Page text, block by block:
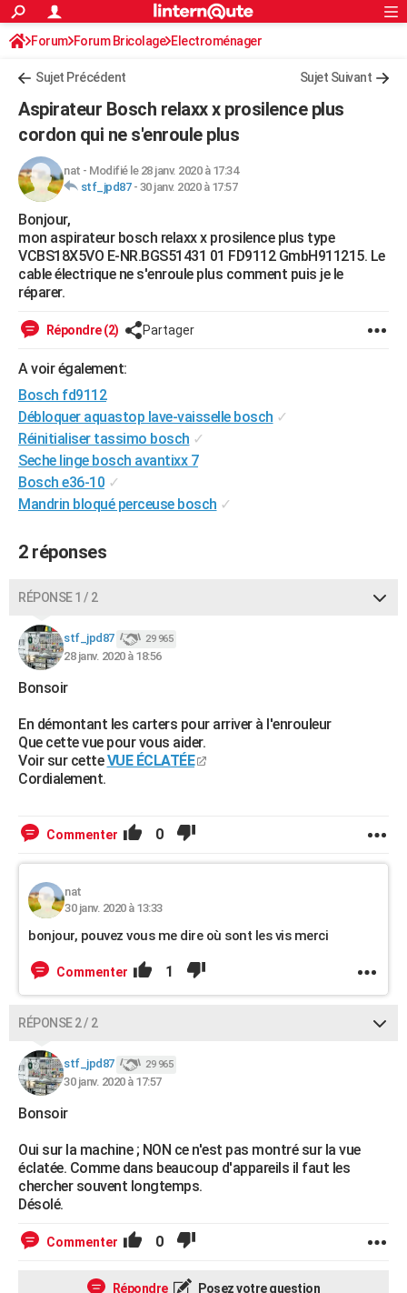
ACTUALITÉS
Politique
Société
Faits Divers
Education
Monde
Villes
+
Programme TV
Streaming
Sorties cinéma
Musique
FINANCE
Retraite
Impôts
Epargne
Immobilier
Risques naturels par ville
Banque
Assurance
Crédit
AUTO
Essais
Réserver un essai
Citadines
Berlines
SUV
Forum auto
HIGH-TECH
Mobiles
Meilleur smartphone
Internet
Ordinateurs
Jeux vidéo
Guide high-tech
+BRICOLAGE
Forum
Aménagement intérieur
Extérieur
Cuisine
Salle de bains
Jardinage
Rangement
WEEK-END
LIFESTYLE
Alimentation
Guide de la santé
Maladies
Médicaments
Sommeil
VOYAGE
Destinations
City break
Voyage nature
Voyage de noces
Forum
Climat
+PHOTO
GUIDES D'ACHAT
BONS PLANS
COPAINS D'AVANT
S'inscrire
Se connecter
Lycées
Collèges
Primaires
Universités
Entreprises
Service militaire
Avis de recherche
AVIS DE DÉCÈS
FORUM
Bricolage
Lifestyle
Culture
Sport
Auto
Television
Voyage
Cinema
S'inscrire
Connexion
Forum Forum Bricolage Electroménager
Sujet Précédent Sujet Suivant
Aspirateur Bosch relaxx x prosilence plus
cordon qui ne s'enroule plus
nat - Modifié le 28 janv. 2020 à 17:34
stf_jpd87- 30 janv. 2020 à 17:57
Bonjour,
mon aspirateur bosch relaxx x prosilence plus type
VCBS18X5VO E-NR.BGS51431 01 FD9112 GmbH911215. Le
cable électrique ne s'enroule plus comment puis je le
réparer.
Répondre (2) Partager
A voir également:
Bosch fd9112
Débloquer aquastop lave-vaisselle bosch ✓
Réinitialiser tassimo bosch ✓
Seche linge bosch avantixx 7
Bosch e36-10 ✓
Mandrin bloqué perceuse bosch ✓
2 réponses
RÉPONSE 1 / 2
stf_jpd87 29 965
28 janv. 2020 à 18:56
Bonsoir
En démontant les carters pour arriver à l'enrouleur
Que cette vue pour vous aider.
Voir sur cetteVUE ÉCLATÉE
Cordialement.
Commenter 0
nat
30 janv. 2020 à 13:33
bonjour, pouvez vous me dire où sont les vis merci
Commenter 1
RÉPONSE 2 / 2
stf_jpd87 29 965
30 janv. 2020 à 17:57
Bonsoir
Oui sur la machine ; NON ce n'est pas montré sur la vue
éclatée. Comme dans beaucoup d'appareils il faut les
chercher souvent longtemps.
Désolé.
Commenter 0
Répondre Posez votre question